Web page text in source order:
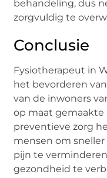
behandeling, dus
zorgvuldig te
Conclusie
Fysiotherapeut in
het bevorderen
van de inwoners
op maat
preventieve zorg
mensen om
pijn te
gezondheid te